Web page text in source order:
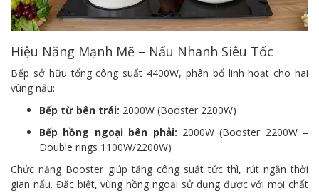
Hiệu Năng Mạnh Mẽ – Nấu Nhanh Siêu Tốc
Bếp sở hữu tổng công suất 4400W, phân bổ linh hoạt cho hai
vùng nấu:
Bếp từ bên trái: 2000W (Booster 2200W)
Bếp hồng ngoại bên phải: 2000W (Booster 2200W –
Double rings 1100W/2200W)
Chức năng Booster giúp tăng công suất tức thì, rút ngắn thời
gian nấu. Đặc biệt, vùng hồng ngoại sử dụng được với mọi chất